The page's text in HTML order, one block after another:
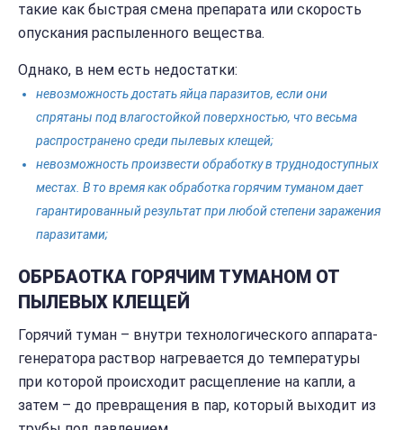
такие как быстрая смена препарата или скорость
опускания распыленного вещества.
Однако, в нем есть недостатки:
невозможность достать яйца паразитов, если они
спрятаны под влагостойкой поверхностью, что весьма
распространено среди пылевых клещей;
невозможность произвести обработку в труднодоступных
местах. В то время как обработка горячим туманом дает
гарантированный результат при любой степени заражения
паразитами;
ОБРБАОТКА ГОРЯЧИМ ТУМАНОМ ОТ
ПЫЛЕВЫХ КЛЕЩЕЙ
Горячий туман – внутри технологического аппарата-
генератора раствор нагревается до температуры
при которой происходит расщепление на капли, а
затем – до превращения в пар, который выходит из